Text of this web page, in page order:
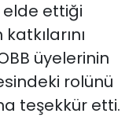
elde ettiği
üyelerinin
rolünü
teşekkür etti.